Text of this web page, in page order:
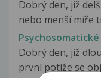
Dobrý den, již
nebo menší míře
Dobrý den, již
první potíže se